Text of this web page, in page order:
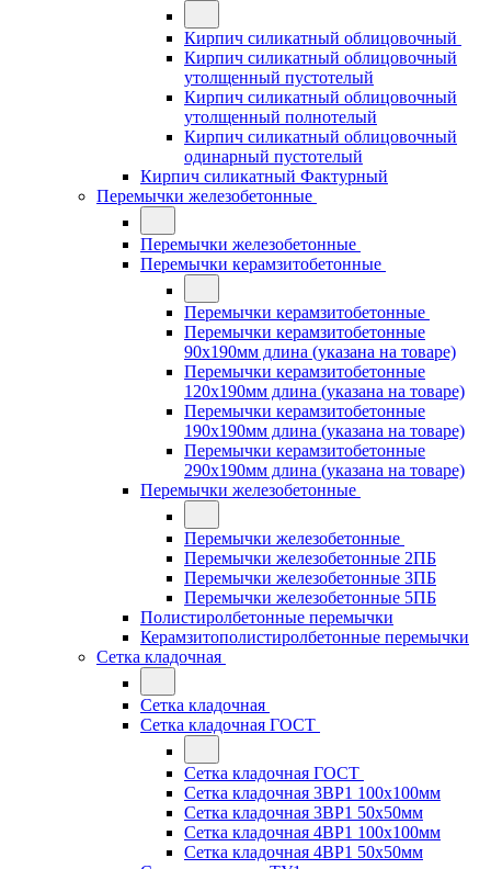
Кирпич силикатный облицовочный
Кирпич силикатный облицовочный
утолщенный пустотелый
Кирпич силикатный облицовочный
утолщенный полнотелый
Кирпич силикатный облицовочный
одинарный пустотелый
Кирпич силикатный Фактурный
Перемычки железобетонные
Перемычки железобетонные
Перемычки керамзитобетонные
Перемычки керамзитобетонные
Перемычки керамзитобетонные
90x190мм длина (указана на товаре)
Перемычки керамзитобетонные
120x190мм длина (указана на товаре)
Перемычки керамзитобетонные
190x190мм длина (указана на товаре)
Перемычки керамзитобетонные
290x190мм длина (указана на товаре)
Перемычки железобетонные
Перемычки железобетонные
Перемычки железобетонные 2ПБ
Перемычки железобетонные 3ПБ
Перемычки железобетонные 5ПБ
Полистиролбетонные перемычки
Керамзитополистиролбетонные перемычки
Сетка кладочная
Сетка кладочная
Сетка кладочная ГОСТ
Сетка кладочная ГОСТ
Сетка кладочная 3ВР1 100x100мм
Сетка кладочная 3ВР1 50x50мм
Сетка кладочная 4ВР1 100x100мм
Сетка кладочная 4ВР1 50x50мм